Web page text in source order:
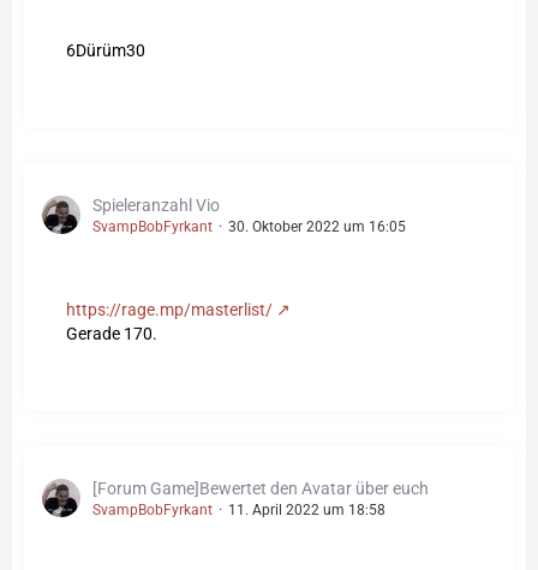
6Dürüm30
Spieleranzahl Vio
SvampBobFyrkant 30. Oktober 2022 um 16:05
https://rage.mp/masterlist/
Gerade 170.
[Forum Game]Bewertet den Avatar über euch
SvampBobFyrkant 11. April 2022 um 18:58